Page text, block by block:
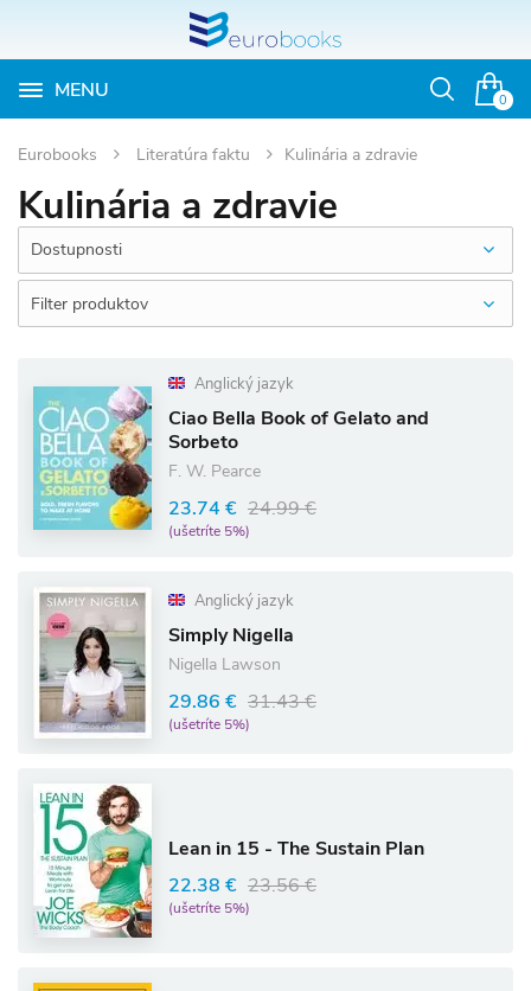
0
MENU
Otvoriť
Eurobooks Literatúra faktu Kulinária a zdravie
Kulinária a zdravie
Dostupnosti
Filter produktov
Anglický jazyk
Ciao Bella Book of Gelato and
Sorbeto
F. W. Pearce
23.74 € 24.99 €
(ušetríte 5%)
Anglický jazyk
Simply Nigella
Nigella Lawson
29.86 € 31.43 €
(ušetríte 5%)
Lean in 15 - The Sustain Plan
22.38 € 23.56 €
(ušetríte 5%)